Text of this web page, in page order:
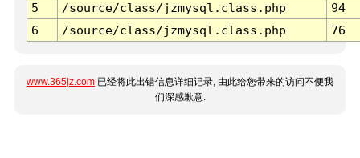
5
/source/class/jzmysql.class.php
94
6
/source/class/jzmysql.class.php 76
www.365jz.com 已经将此出错信息详细记录, 由此给您带来的访问不便我
们深感歉意.